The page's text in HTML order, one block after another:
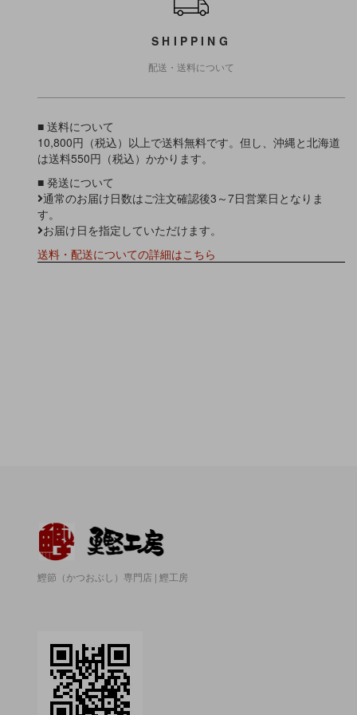
SHIPPING
配送・送料について
■ 送料について
10,800円（税込）以上で送料無料です。但し、沖縄と北海道
は送料550円（税込）かかります。
■ 発送について
通常のお届け日数はご注文確認後3～7日営業日となりま
す。
お届け日を指定していただけます。
送料・配送についての詳細はこちら
鰹節（かつおぶし）専門店 | 鰹工房